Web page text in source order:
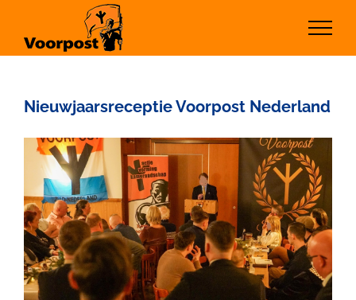
inhoud
Nieuwjaarsreceptie Voorpost Nederland
Bekijk
grotere
afbeelding